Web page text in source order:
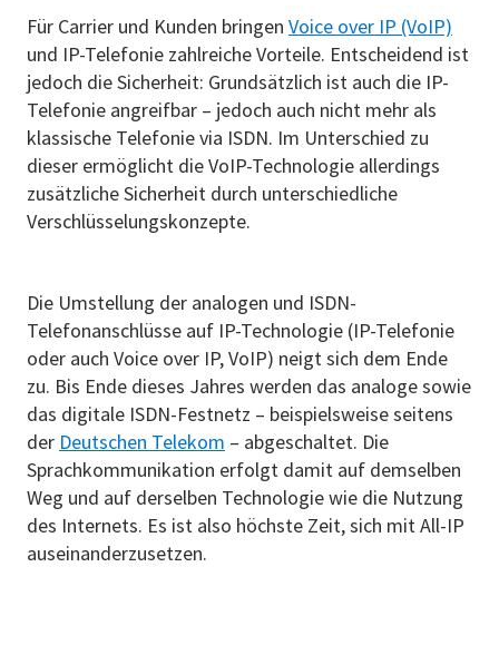
Für Carrier und Kunden bringen Voice over IP (VoIP)
und IP-Telefonie zahlreiche Vorteile. Entscheidend ist
jedoch die Sicherheit: Grundsätzlich ist auch die IP-
Telefonie angreifbar – jedoch auch nicht mehr als
klassische Telefonie via ISDN. Im Unterschied zu
dieser ermöglicht die VoIP-Technologie allerdings
zusätzliche Sicherheit durch unterschiedliche
Verschlüsselungskonzepte.
Die Umstellung der analogen und ISDN-
Telefonanschlüsse auf IP-Technologie (IP-Telefonie
oder auch Voice over IP, VoIP) neigt sich dem Ende
zu. Bis Ende dieses Jahres werden das analoge sowie
das digitale ISDN-Festnetz – beispielsweise seitens
der Deutschen Telekom – abgeschaltet. Die
Sprachkommunikation erfolgt damit auf demselben
Weg und auf derselben Technologie wie die Nutzung
des Internets. Es ist also höchste Zeit, sich mit All-IP
auseinanderzusetzen.